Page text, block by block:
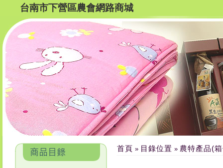
台南市下營區農會網路商城
首頁 » 目錄位置 » 農特產品(